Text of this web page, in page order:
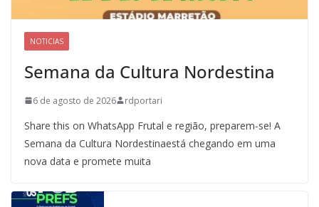
NOTICIAS
Semana da Cultura Nordestina
6 de agosto de 2026 rdportari
Share this on WhatsApp Frutal e região, preparem-se! A
Semana da Cultura Nordestinaestá chegando em uma
nova data e promete muita